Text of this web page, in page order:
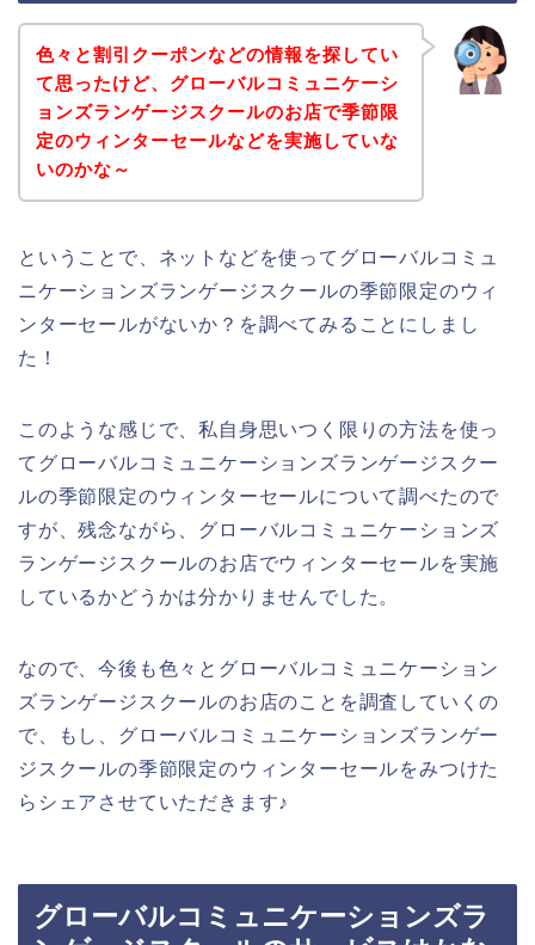
色々と割引クーポンなどの情報を探してい
て思ったけど、グローバルコミュニケーシ
ョンズランゲージスクールのお店で季節限
定のウィンターセールなどを実施していな
いのかな～
ということで、ネットなどを使ってグローバルコミュ
ニケーションズランゲージスクールの季節限定のウィ
ンターセールがないか？を調べてみることにしまし
た！
このような感じで、私自身思いつく限りの方法を使っ
てグローバルコミュニケーションズランゲージスクー
ルの季節限定のウィンターセールについて調べたので
すが、残念ながら、グローバルコミュニケーションズ
ランゲージスクールのお店でウィンターセールを実施
しているかどうかは分かりませんでした。
なので、今後も色々とグローバルコミュニケーション
ズランゲージスクールのお店のことを調査していくの
で、もし、グローバルコミュニケーションズランゲー
ジスクールの季節限定のウィンターセールをみつけた
らシェアさせていただきます♪
グローバルコミュニケーションズラ